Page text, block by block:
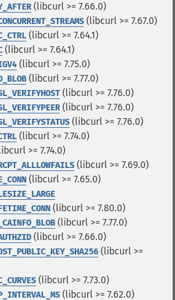
(libcurl >= 7.66.0)
(libcurl >= 7.67.0)
(libcurl >= 7.64.1)
(libcurl >= 7.64.1)
(libcurl >= 7.75.0)
(libcurl >= 7.77.0)
(libcurl >= 7.76.0)
(libcurl >= 7.76.0)
(libcurl >= 7.76.0)
(libcurl >= 7.74.0)
>= 7.74.0)
(libcurl >= 7.69.0)
(libcurl >= 7.65.0)
(libcurl >= 7.80.0)
(libcurl >= 7.77.0)
(libcurl >= 7.66.0)
(libcurl >=
(libcurl >= 7.73.0)
(libcurl >= 7.62.0)